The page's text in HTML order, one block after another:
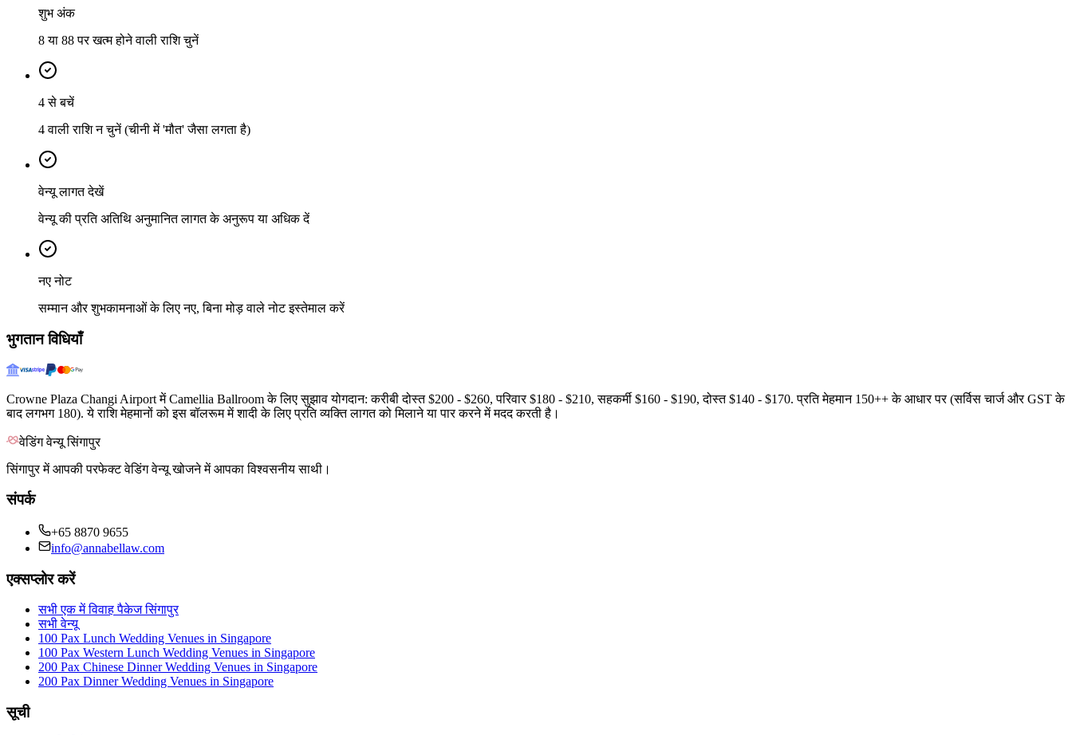
शुभ अंक
8 या 88 पर खत्म होने वाली राशि चुनें
4 से बचें
4 वाली राशि न चुनें (चीनी में 'मौत' जैसा लगता है)
वेन्यू लागत देखें
वेन्यू की प्रति अतिथि अनुमानित लागत के अनुरूप या अधिक दें
नए नोट
सम्मान और शुभकामनाओं के लिए नए, बिना मोड़ वाले नोट इस्तेमाल करें
भुगतान विधियाँ
Crowne Plaza Changi Airport में Camellia Ballroom के लिए सुझाव योगदान: करीबी दोस्त $200 - $260, परिवार $180 - $210, सहकर्मी $160 - $190, दोस्त $140 - $170. प्रति मेहमान 150++ के आधार पर (सर्विस चार्ज और GST के
बाद लगभग 180). ये राशि मेहमानों को इस बॉलरूम में शादी के लिए प्रति व्यक्ति लागत को मिलाने या पार करने में मदद करती है।
वेडिंग वेन्यू सिंगापुर
सिंगापुर में आपकी परफेक्ट वेडिंग वेन्यू खोजने में आपका विश्वसनीय साथी।
संपर्क
+65 8870 9655
info@annabellaw.com
एक्सप्लोर करें
सभी एक में विवाह पैकेज सिंगापुर
सभी वेन्यू
100 Pax Lunch Wedding Venues in Singapore
100 Pax Western Lunch Wedding Venues in Singapore
200 Pax Chinese Dinner Wedding Venues in Singapore
200 Pax Dinner Wedding Venues in Singapore
सूची